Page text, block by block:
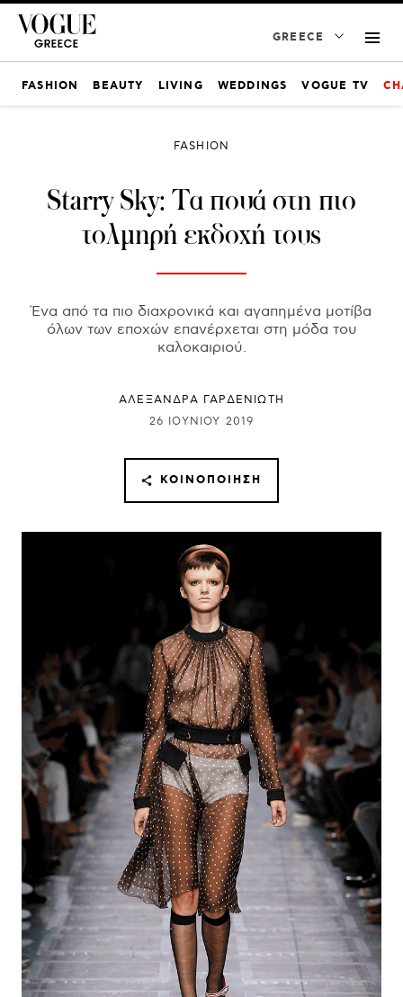
GREECE
FASHION BEAUTY LIVING WEDDINGS VOGUE TV
FASHION
Starry Sky: Τα πουά στη πιο
τολμηρή εκδοχή τους
Ένα από τα πιο διαχρονικά και αγαπημένα μοτίβα
όλων των εποχών επανέρχεται στη μόδα του
καλοκαιριού.
ΑΛΕΞΑΝΔΡΑ ΓΑΡΔΕΝΙΩΤΗ
26 ΙΟΥΝΊΟΥ 2019
ΚΟΙΝΟΠΟΊΗΣΗ